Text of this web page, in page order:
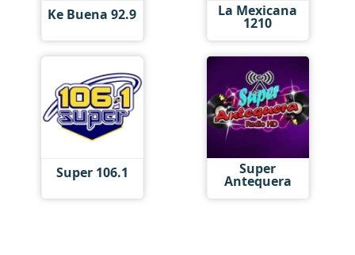
Ke Buena 92.9 La Mexicana
1210
Super 106.1 Super
Antequera